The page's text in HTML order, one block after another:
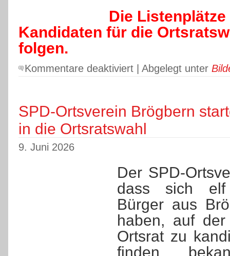
Die Listenplätze der
Kandidaten für die
folgen.
Kommentare deaktiviert für
Die
SPD
für
die
Stadtratswahl
13.09.2026
| Abgelegt unter
SPD-Ortsverein Brögbern
in die Ortsratswahl
9. Juni 2026
Der SPD-
dass sich elf
Bürger aus
haben, auf
Ortsrat zu
finden